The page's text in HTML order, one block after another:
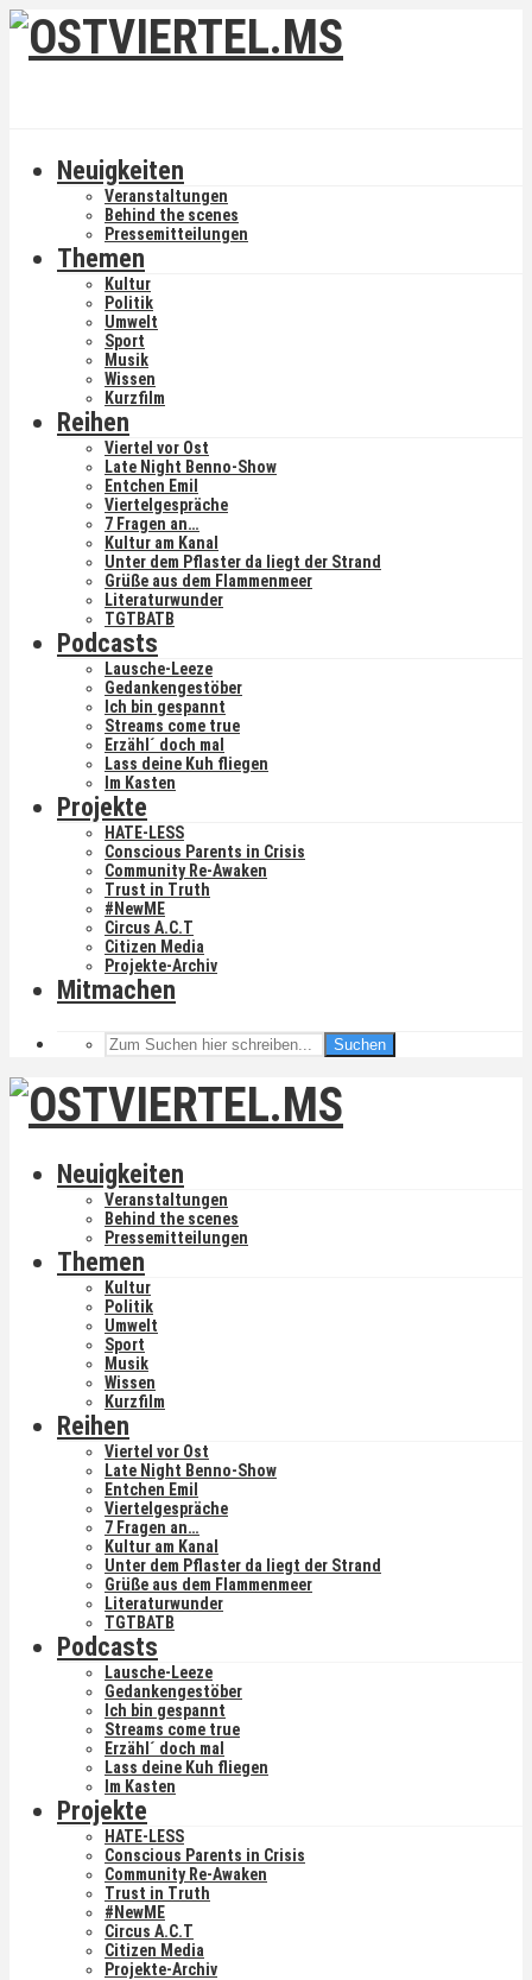
Neuigkeiten
Veranstaltungen
Behind the scenes
Pressemitteilungen
Themen
Kultur
Politik
Umwelt
Sport
Musik
Wissen
Kurzfilm
Reihen
Viertel vor Ost
Late Night Benno-Show
Entchen Emil
Viertelgespräche
7 Fragen an…
Kultur am Kanal
Unter dem Pflaster da liegt der Strand
Grüße aus dem Flammenmeer
Literaturwunder
TGTBATB
Podcasts
Lausche-Leeze
Gedankengestöber
Ich bin gespannt
Streams come true
Erzähl´ doch mal
Lass deine Kuh fliegen
Im Kasten
Projekte
HATE-LESS
Conscious Parents in Crisis
Community Re-Awaken
Trust in Truth
#NewME
Circus A.C.T
Citizen Media
Projekte-Archiv
Mitmachen
Suchen
Neuigkeiten
Veranstaltungen
Behind the scenes
Pressemitteilungen
Themen
Kultur
Politik
Umwelt
Sport
Musik
Wissen
Kurzfilm
Reihen
Viertel vor Ost
Late Night Benno-Show
Entchen Emil
Viertelgespräche
7 Fragen an…
Kultur am Kanal
Unter dem Pflaster da liegt der Strand
Grüße aus dem Flammenmeer
Literaturwunder
TGTBATB
Podcasts
Lausche-Leeze
Gedankengestöber
Ich bin gespannt
Streams come true
Erzähl´ doch mal
Lass deine Kuh fliegen
Im Kasten
Projekte
HATE-LESS
Conscious Parents in Crisis
Community Re-Awaken
Trust in Truth
#NewME
Circus A.C.T
Citizen Media
Projekte-Archiv